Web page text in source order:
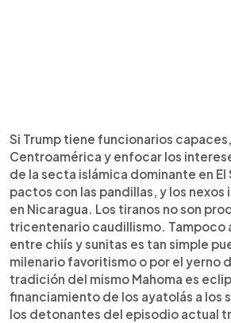
Si Trump tiene funcionarios
Centroamérica y enfocar los
de la secta islámica dominante en El
pactos con las pandillas, y los nexos
en Nicaragua. Los tiranos no son
tricentenario caudillismo. Tampoco
entre chiís y sunitas es tan simple
milenario favoritismo o por el yerno
tradición del mismo Mahoma es
financiamiento de los ayatolás a los
los detonantes del episodio actual